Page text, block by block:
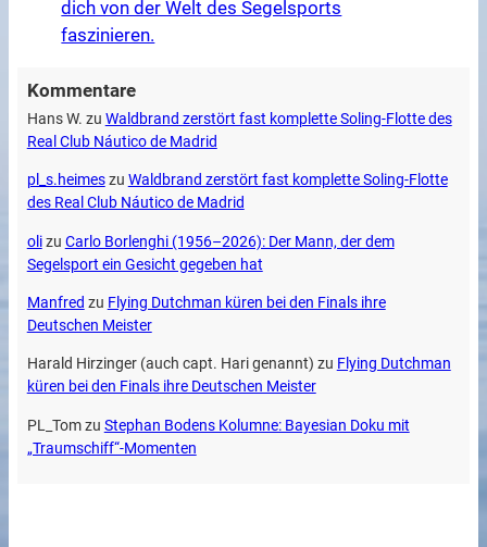
dich von der Welt des Segelsports
faszinieren.
Kommentare
Hans W. zu Waldbrand zerstört fast komplette Soling-Flotte des
Real Club Náutico de Madrid
pl_s.heimeszu Waldbrand zerstört fast komplette Soling-Flotte
des Real Club Náutico de Madrid
olizu Carlo Borlenghi (1956–2026): Der Mann, der dem
Segelsport ein Gesicht gegeben hat
Manfred zu Flying Dutchman küren bei den Finals ihre
Deutschen Meister
Harald Hirzinger (auch capt. Hari genannt) zu Flying Dutchman
küren bei den Finals ihre Deutschen Meister
PL_Tomzu Stephan Bodens Kolumne: Bayesian Doku mit
„Traumschiff“-Momenten